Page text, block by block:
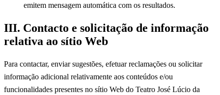
emitem mensagem automática com os resultados.
III. Contacto e solicitação de informação
relativa ao sítio Web
Para contactar, enviar sugestões, efetuar reclamações ou solicitar
informação adicional relativamente aos conteúdos e/ou
funcionalidades presentes no sítio Web do Teatro José Lúcio da